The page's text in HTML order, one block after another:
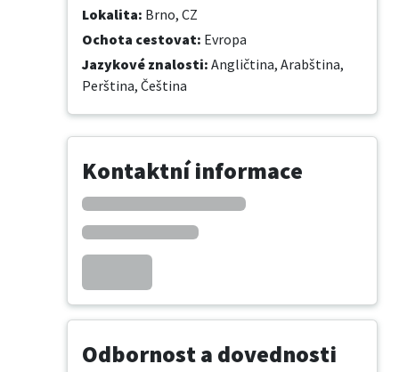
Lokalita: Brno, CZ
Ochota cestovat: Evropa
Jazykové znalosti: Angličtina, Arabština,
Perština, Čeština
Kontaktní informace
Odbornost a dovednosti